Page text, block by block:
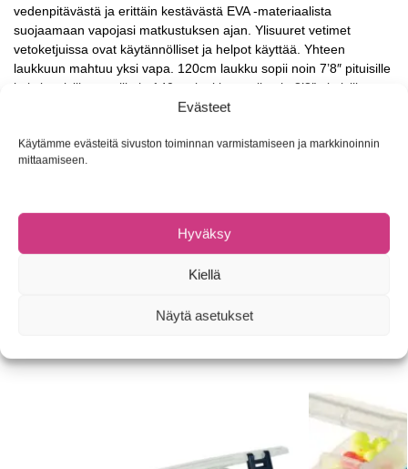
Evästeet
Käytämme evästeitä sivuston toiminnan varmistamiseen ja markkinoinnin
mittaamiseen.
Hyväksy
Kiellä
Näytä asetukset
vedenpitävästä ja erittäin kestävästä EVA -materiaalista
suojaamaan vapojasi matkustuksen ajan. Ylisuuret vetimet
vetoketjuissa ovat käytännölliset ja helpot käyttää. Yhteen
laukkuun mahtuu yksi vapa. 120cm laukku sopii noin 7’8″ pituisille
kaksiosaisille vavoille ja 140cm laukku sopii noin 8’8″ pituisille
Vedenpitävä ja kestävä
Vetoketjussa kaksi ylisuurta vedintä
Tuotetunnus (SKU): Ei saatavilla/-tietoa
Tuotemerkki: Savage Gear